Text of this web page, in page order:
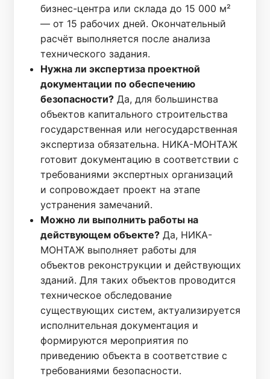
бизнес-центра или склада до 15 000 м²
— от 15 рабочих дней. Окончательный
расчёт выполняется после анализа
технического задания.
Нужна ли экспертиза проектной
документации по обеспечению
безопасности? Да, для большинства
объектов капитального строительства
государственная или негосударственная
экспертиза обязательна. НИКА-МОНТАЖ
готовит документацию в соответствии с
требованиями экспертных организаций
и сопровождает проект на этапе
устранения замечаний.
Можно ли выполнить работы на
действующем объекте? Да, НИКА-
МОНТАЖ выполняет работы для
объектов реконструкции и действующих
зданий. Для таких объектов проводится
техническое обследование
существующих систем, актуализируется
исполнительная документация и
формируются мероприятия по
приведению объекта в соответствие с
требованиями безопасности.